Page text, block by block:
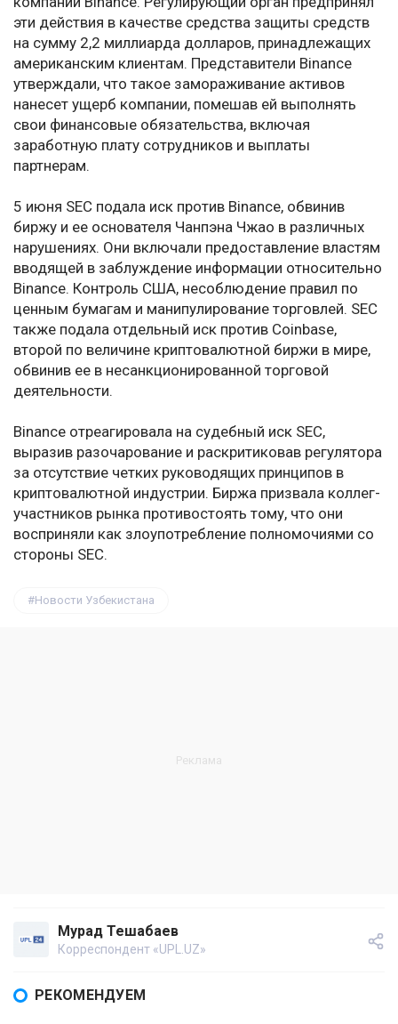
эти действия в качестве средства защиты средств
на сумму 2,2 миллиарда долларов, принадлежащих
американским клиентам. Представители Binance
утверждали, что такое замораживание активов
нанесет ущерб компании, помешав ей выполнять
свои финансовые обязательства, включая
заработную плату сотрудников и выплаты
партнерам.
5 июня SEC подала иск против Binance, обвинив
биржу и ее основателя Чанпэна Чжао в различных
нарушениях. Они включали предоставление властям
вводящей в заблуждение информации относительно
Binance. Контроль США, несоблюдение правил по
ценным бумагам и манипулирование торговлей. SEC
также подала отдельный иск против Coinbase,
второй по величине криптовалютной биржи в мире,
обвинив ее в несанкционированной торговой
деятельности.
Binance отреагировала на судебный иск SEC,
выразив разочарование и раскритиковав регулятора
за отсутствие четких руководящих принципов в
криптовалютной индустрии. Биржа призвала коллег-
участников рынка противостоять тому, что они
восприняли как злоупотребление полномочиями со
стороны SEC.
Новости Узбекистана
Мурад Тешабаев
Корреспондент «UPL.UZ»
РЕКОМЕНДУЕМ